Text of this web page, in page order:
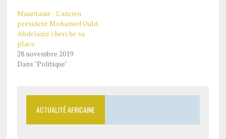
Mauritanie : L’ancien
président Mohamed Ould
Abdelaziz cherche sa
place
28 novembre 2019
Dans "Politique"
ACTUALITÉ AFRICAINE